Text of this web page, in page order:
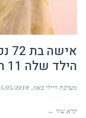
הילד שלה 11 חודשים אחרי
מערכת דיילי באזז 05/2018
קרא עוד ←